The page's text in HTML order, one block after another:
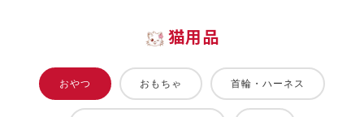
猫用品
おやつ おもちゃ 首輪・ハーネス